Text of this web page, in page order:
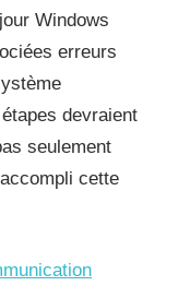
Windows
erreurs
devraient
seulement
cette